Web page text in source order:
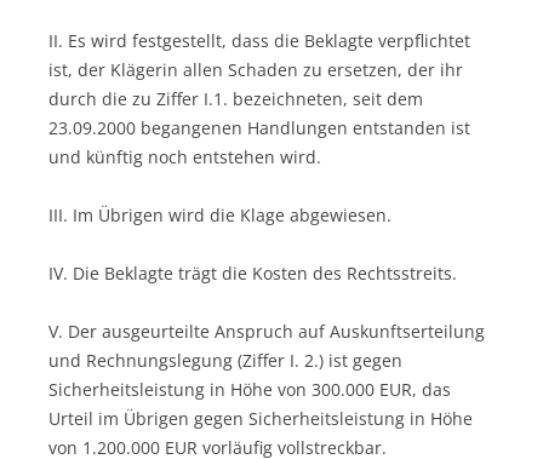
II. Es wird festgestellt, dass die Beklagte verpflichtet
ist, der Klägerin allen Schaden zu ersetzen, der ihr
durch die zu Ziffer I.1. bezeichneten, seit dem
23.09.2000 begangenen Handlungen entstanden ist
und künftig noch entstehen wird.
III. Im Übrigen wird die Klage abgewiesen.
IV. Die Beklagte trägt die Kosten des Rechtsstreits.
V. Der ausgeurteilte Anspruch auf Auskunftserteilung
und Rechnungslegung (Ziffer I. 2.) ist gegen
Sicherheitsleistung in Höhe von 300.000 EUR, das
Urteil im Übrigen gegen Sicherheitsleistung in Höhe
von 1.200.000 EUR vorläufig vollstreckbar.